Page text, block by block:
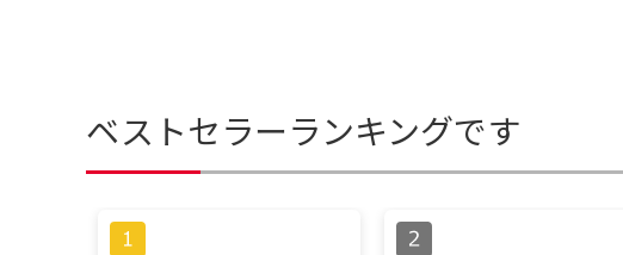
ベストセラーランキングです